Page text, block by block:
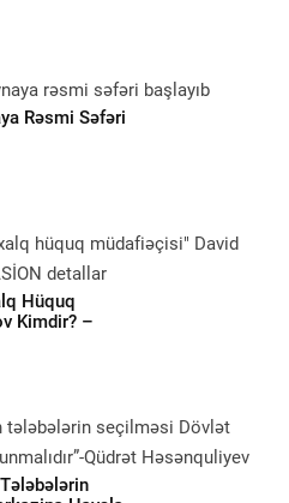
Rəsmi Səfəri
Hüquq
Kimdir? –